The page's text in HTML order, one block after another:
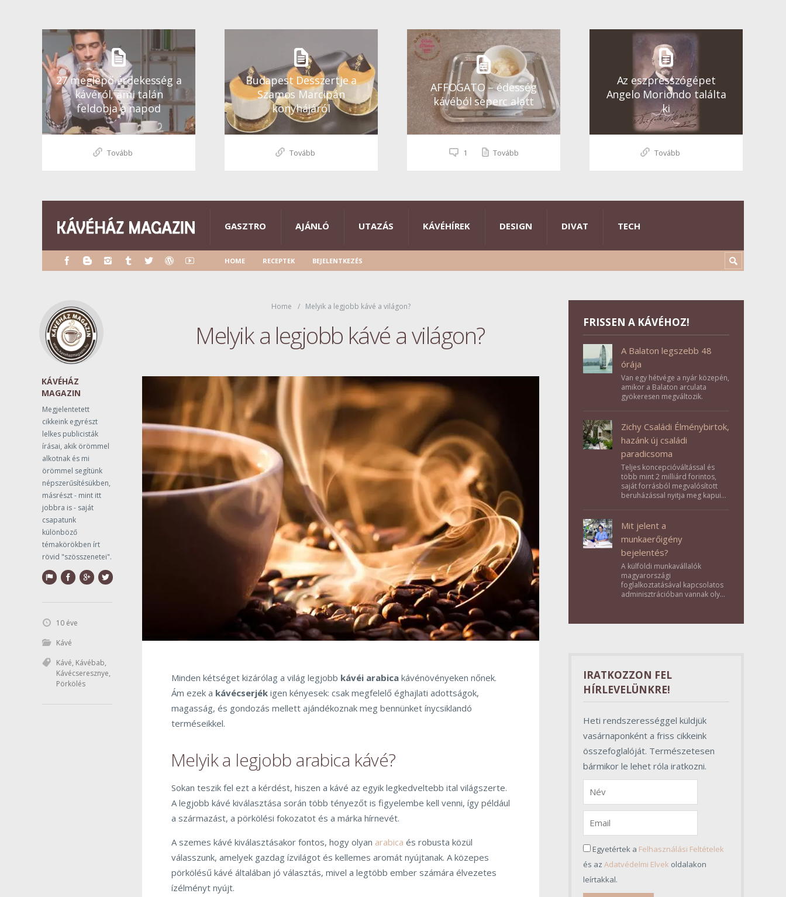
27 meglepő érdekesség a
kávéról, ami talán
feldobja a napod
Tovább
Budapest Desszertje a
Szamos Marcipán
konyhájáról
Tovább
AFFOGATO – édesség
kávéból seperc alatt
1 Tovább
Az eszpresszógépet
Angelo Moriondo találta
ki
Tovább
GASZTRO AJÁNLÓ UTAZÁS KÁVÉHÍREK DESIGN DIVAT TECH
HOME RECEPTEK BEJELENTKEZÉS
Home Melyik a legjobb kávé a világon?
Melyik a legjobb kávé a világon?
Minden kétséget kizárólag a világ legjobb kávéi arabica kávénövényeken nőnek.
Ám ezek a kávécserjék igen kényesek: csak megfelelő éghajlati adottságok,
magasság, és gondozás mellett ajándékoznak meg bennünket ínycsiklandó
terméseikkel.
Melyik a legjobb arabica kávé?
Sokan teszik fel ezt a kérdést, hiszen a kávé az egyik legkedveltebb ital világszerte.
A legjobb kávé kiválasztása során több tényezőt is figyelembe kell venni, így például
a származást, a pörkölési fokozatot és a márka hírnevét.
A szemes kávé kiválasztásakor fontos, hogy olyan arabica és robusta közül
válasszunk, amelyek gazdag ízvilágot és kellemes aromát nyújtanak. A közepes
pörkölésű kávé általában jó választás, mivel a legtöbb ember számára élvezetes
ízélményt nyújt.
KÁVÉHÁZ
MAGAZIN
Megjelentetett
cikkeink egyrészt
lelkes publicisták
írásai, akik örömmel
alkotnak és mi
örömmel segítünk
népszerűsítésükben,
másrészt - mint itt
jobbra is - saját
csapatunk
különböző
témakörökben írt
rövid "szösszenetei".
10 éve
Kávé
Kávé, Kávébab,
Kávécseresznye,
Pörkölés
FRISSEN A KÁVÉHOZ!
A Balaton legszebb 48
órája
Van egy hétvége a nyár közepén,
amikor a Balaton arculata
gyökeresen megváltozik.
Zichy Családi Élménybirtok,
hazánk új családi
paradicsoma
Teljes koncepcióváltással és
több mint 2 milliárd forintos,
saját forrásból megvalósított
beruházással nyitja meg kapuit a
Élménybirtok a mai napon.
Mit jelent a
munkaerőigény
bejelentés?
A külföldi munkavállalók
magyarországi
foglalkoztatásával kapcsolatos
adminisztrációban vannak olyan
valójában azonban
IRATKOZZON FEL
HÍRLEVELÜNKRE!
Heti rendszerességgel küldjük
vasárnaponként a friss cikkeink
összefoglalóját. Természetesen
bármikor le lehet róla iratkozni.
Egyetértek a Felhasználási Feltételek
és az Adatvédelmi Elvek oldalakon
leírtakkal.